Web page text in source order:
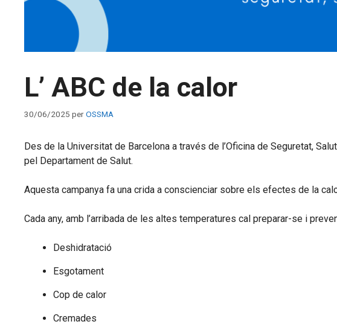
L’ ABC de la calor
30/06/2025 perOSSMA
Des de la Universitat de Barcelona a través de l’Oficina de Seguretat,
pel Departament de Salut.
Aquesta campanya fa una crida a conscienciar sobre els efectes de la
Cada any, amb l’arribada de les altes temperatures cal preparar-se i
Deshidratació
Esgotament
Cop de calor
Cremades